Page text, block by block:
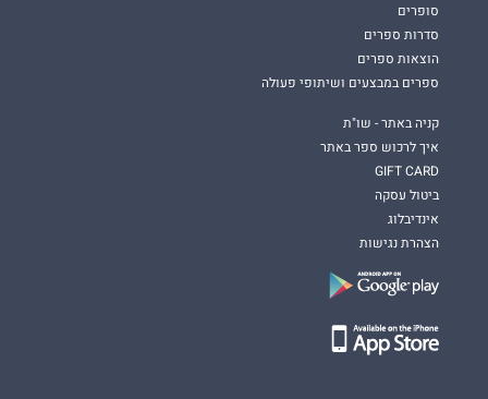
סופרים
סדרות ספרים
הוצאות ספרים
ספרים במבצעים ושיתופי פעולה
קניה באתר - שו"ת
איך לרכוש ספר באתר
GIFT CARD
ביטול עסקה
אינדיבלוג
הצהרת נגישות